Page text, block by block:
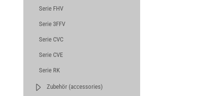
Serie FHV
Serie 3FFV
Serie CVC
Serie CVE
Serie RK
Zubehör (accessories)